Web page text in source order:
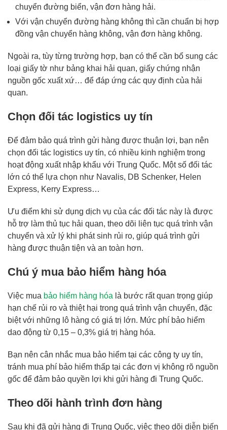
chuyển đường biển, vận đơn hàng hải.
Với vận chuyển đường hàng không thì cần chuẩn bị hợp
đồng vận chuyển hàng không, vận đơn hàng không.
Ngoài ra, tùy từng trường hợp, bạn có thể cần bổ sung các
loại giấy tờ như bảng khai hải quan, giấy chứng nhận
nguồn gốc xuất xứ… để đáp ứng các quy định của hải
quan.
Chọn đối tác logistics uy tín
Để đảm bảo quá trình gửi hàng được thuận lợi, bạn nên
chọn đối tác logistics uy tín, có nhiều kinh nghiệm trong
hoạt động xuất nhập khẩu với Trung Quốc. Một số đối tác
lớn có thể lựa chọn như Navalis, DB Schenker, Helen
Express, Kerry Express…
Ưu điểm khi sử dụng dịch vụ của các đối tác này là được
hỗ trợ làm thủ tục hải quan, theo dõi liên tục quá trình vận
chuyển và xử lý khi phát sinh rủi ro, giúp quá trình gửi
hàng được thuận tiện và an toàn hơn.
Chú ý mua bảo hiểm hàng hóa
Việc mua bảo hiểm hàng hóa là bước rất quan trọng giúp
hạn chế rủi ro và thiệt hại trong quá trình vận chuyển, đặc
biệt với những lô hàng có giá trị lớn. Mức phí bảo hiểm
dao động từ 0,15 – 0,3% giá trị hàng hóa.
Bạn nên cân nhắc mua bảo hiểm tại các công ty uy tín,
tránh mua phí bảo hiểm thấp tại các đơn vị không rõ nguồn
gốc để đảm bảo quyền lợi khi gửi hàng đi Trung Quốc.
Theo dõi hành trình đơn hàng
Sau khi đã gửi hàng đi Trung Quốc, việc theo dõi diễn biến